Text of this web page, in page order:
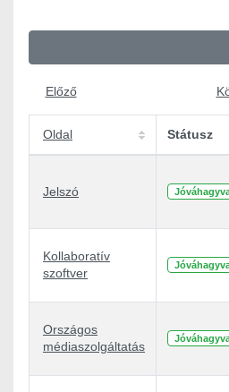
Előző
Oldal Státusz
Jelszó
Kollaboratív
szoftver
Országos
médiaszolgáltatás